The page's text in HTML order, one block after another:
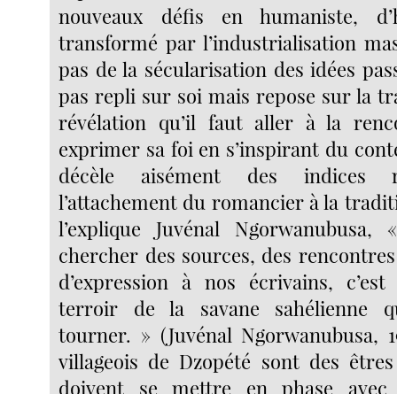
nouveaux défis en humaniste,
transformé par l’industrialisation
pas de la sécularisation des idées
pas repli sur soi mais repose sur la
révélation qu’il faut aller à la
exprimer sa foi en s’inspirant du
décèle aisément des indices
l’attachement du romancier à la
l’explique Juvénal
chercher des sources, des
d’expression à nos écrivains,
terroir de la savane sahélienne
tourner. » (Juvénal Ngorwanubusa,
villageois de Dzopété sont des
doivent se mettre en phase avec